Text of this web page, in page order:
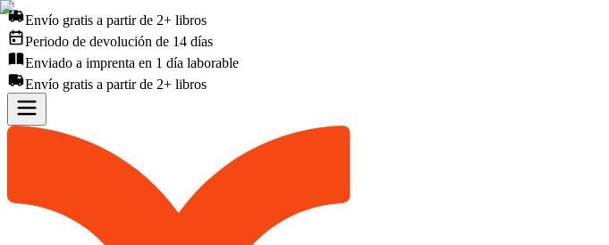
Envío gratis a partir de 2+ libros
Periodo de devolución de 14 días
Enviado a imprenta en 1 día laborable
Envío gratis a partir de 2+ libros